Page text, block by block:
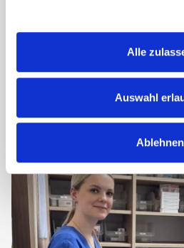
Alle
Auswahl
Ablehnen
Schloss Nörvenich und der
Holzbendenpark verbrachten
wunderschönen Ausflugstag.